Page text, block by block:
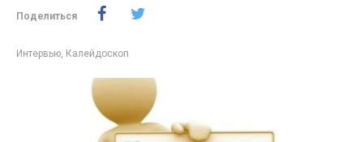
Поделиться
Интервью, Калейдоскоп